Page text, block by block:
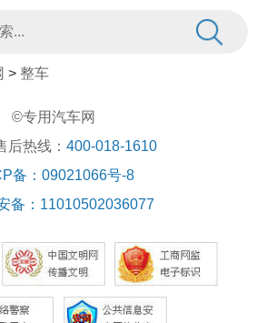
> 整车
©专用汽车网
后热线： 400-018-1610
备：09021066号-8
备：11010502036077